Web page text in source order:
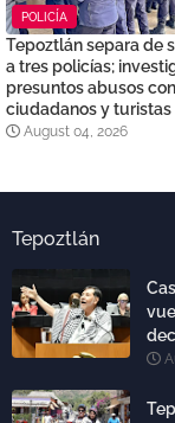
POLICÍA
Tepoztlán separa de
a tres policías;
presuntos abusos
ciudadanos y turistas
August 04, 2026
Tepoztlán